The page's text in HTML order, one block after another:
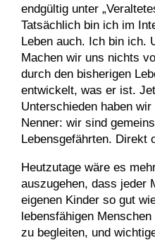
endgültig unter
Tatsächlich bin ich im
Leben auch. Ich bin ich.
Machen wir uns nichts
durch den bisherigen
entwickelt, was er ist.
Unterschieden haben
Nenner: wir sind
Lebensgefährten. Direkt
Heutzutage wäre es
auszugehen, dass jeder
eigenen Kinder so gut
lebensfähigen
zu begleiten, und